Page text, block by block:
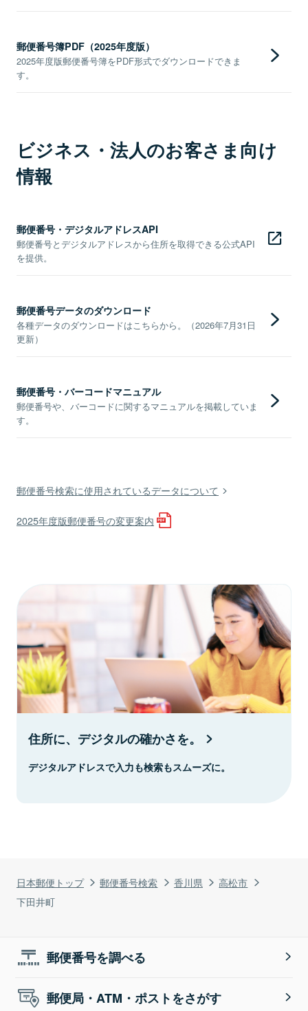
日本郵便トップ 郵便番号検索 香川県
高松市
下田井町
郵便番号簿PDF（2025年度版）
2025年度版郵便番号簿をPDF形式でダウンロードできま
す。
ビジネス・法人のお客さま向け
情報
郵便番号・デジタルアドレスAPI
郵便番号とデジタルアドレスから住所を取得できる公式API
を提供。
郵便番号データのダウンロード
各種データのダウンロードはこちらから。（2026年7月31日
更新）
郵便番号・バーコードマニュアル
郵便番号や、バーコードに関するマニュアルを掲載していま
す。
郵便番号検索に使用されているデータについて
2025年度版郵便番号の変更案内
住所に、デジタルの確かさを。
デジタルアドレスで入力も検索もスムーズに。
郵便番号を調べる
郵便局・ATM・ポストをさがす